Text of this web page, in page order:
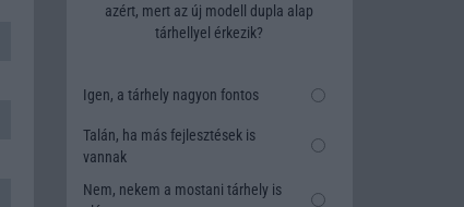
azért, mert az új modell dupla alap
tárhellyel érkezik?
Igen, a tárhely nagyon fontos
Talán, ha más fejlesztések is
vannak
Nem, nekem a mostani tárhely is